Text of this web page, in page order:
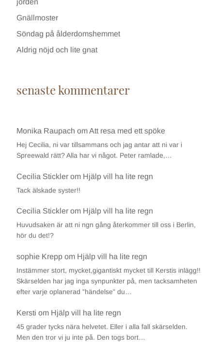
jorden
Gnällmoster
Söndag på ålderdomshemmet
Aldrig nöjd och lite gnat
senaste kommentarer
Monika Raupach omAtt resa med ett spöke
Hej Cecilia, ni var tillsammans och jag antar att ni var i
Spreewald rätt? Alla har vi något. Peter ramlade,…
Cecilia Sticklerom Hjälp vill ha lite regn
Tack älskade syster!!
Cecilia Sticklerom Hjälp vill ha lite regn
Huvudsaken är att ni ngn gång återkommer till oss i Berlin,
hör du det!?
sophie Kreppom Hjälp vill ha lite regn
Instämmer stort, mycket,gigantiskt mycket till Kerstis inlägg!!
Skärselden har jag inga synpunkter på, men tacksamheten
efter varje oplanerad ”händelse” du…
Kersti om Hjälp vill ha lite regn
45 grader tycks nära helvetet. Eller i alla fall skärselden.
Men den tror vi ju inte på. Den togs bort…